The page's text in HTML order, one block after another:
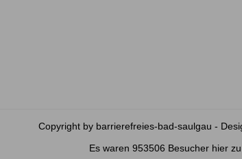
Copyright by barrierefreies-bad-saulgau -
Es waren 953506 Besucher hier